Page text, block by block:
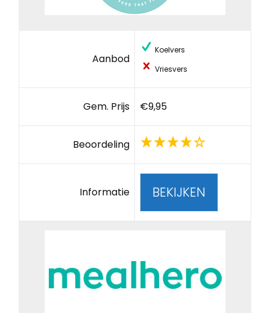
Aanbod
Koelvers
Vriesvers
Gem. Prijs €9,95
Beoordeling
Informatie BEKIJKEN